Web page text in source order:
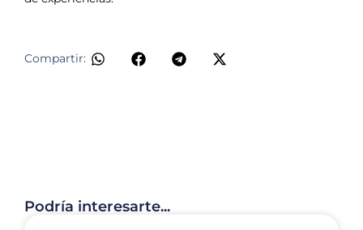
Compartir:
Podría interesarte...